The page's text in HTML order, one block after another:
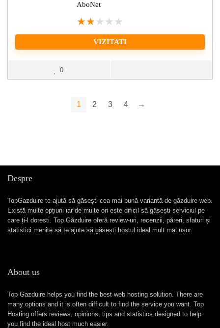
AboNet
★★ ★ ★ ★
VIZITATI
0
1 2 3 4 →
Despre
TopGazduire te ajută să găsești cea mai bună variantă de găzduire web.
Există multe opțiuni iar de multe ori este dificil să găsești serviciul pe
care ți-l doresti. Top Găzduire oferă review-uri, recenzii, păreri, sfaturi și
statistici menite să te ajute să găsești hostul ideal mult mai ușor.
About us
Top Gazduire helps you find the best web hosting solution. There are
many options and it is often difficult to find the service you want. Top
Hosting offers reviews, opinions, tips and statistics designed to help
you find the ideal host much easier.